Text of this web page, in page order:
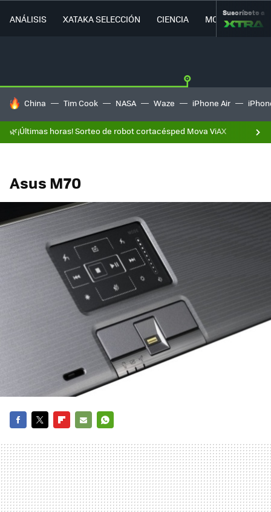
ANÁLISIS XATAKA SELECCIÓN CIENCIA MOVILIDAD
Suscríbete a
HOY SE HABLA DE
China Tim Cook NASA Waze iPhone Air
🌿¡Últimas horas! Sorteo de robot cortacésped Mova ViAX
Asus M70
MAIL